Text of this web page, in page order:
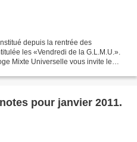
depuis la rentrée des
les «Vendredi de la G.L.M.U.».
Mixte Universelle vous invite le
pour janvier 2011.